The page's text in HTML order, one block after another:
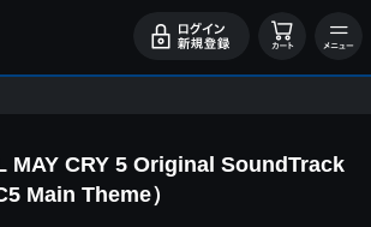
MAY CRY 5 Original SoundTrack
Main Theme）